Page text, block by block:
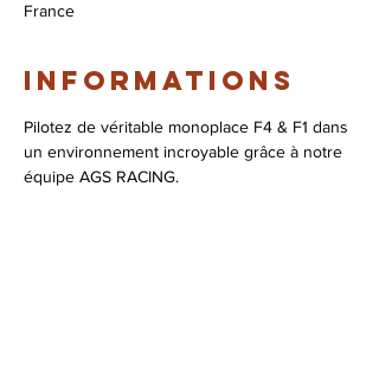
France
Informations
Pilotez de véritable monoplace F4 & F1 dans
un environnement incroyable grâce à notre
équipe AGS RACING.